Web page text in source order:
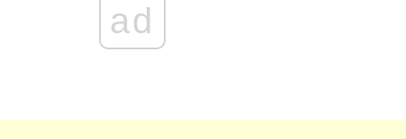
ad